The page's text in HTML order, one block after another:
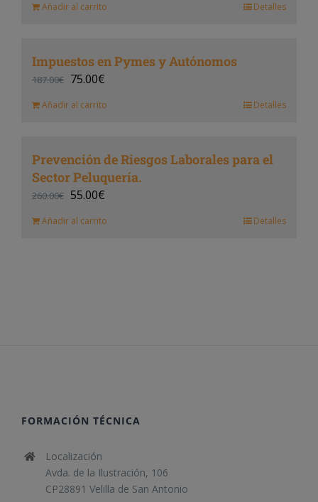
Añadir al carrito Detalles
Impuestos en Pymes y Autónomos
187.00€ 75.00€
Añadir al carrito Detalles
Prevención de Riesgos Laborales para el
Sector Peluquería.
260.00€ 55.00€
Añadir al carrito Detalles
FORMACIÓN TÉCNICA
Localización
Avda. de la Ilustración, 106
CP28891 Velilla de San Antonio